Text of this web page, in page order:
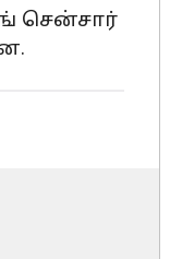
சென்சார்